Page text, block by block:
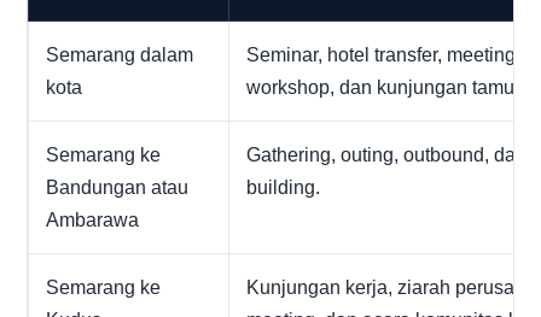
Semarang dalam
kota
Seminar, hotel transfer, meeting,
workshop, dan kunjungan tamu.
Semarang ke
Bandungan atau
Ambarawa
Gathering, outing, outbound, dan
building.
Semarang ke
Kunjungan kerja, ziarah